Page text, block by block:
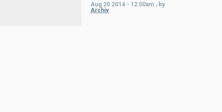
Aug 20 2014 - 12:00am , by
Archiv